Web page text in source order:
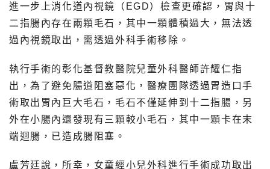
進一步上消化道內視鏡（EGD）檢查更確認，胃與十
二指腸內存在兩顆毛石，其中一顆體積過大，無法透
過內視鏡取出，需透過外科手術移除。
執行手術的彰化基督教醫院兒童外科醫師許耀仁指
出，為了避免腸道阻塞惡化，醫療團隊透過胃造口手
術取出胃內巨大毛石，毛石不僅延伸到十二指腸，另
外在小腸內還發現有三顆較小毛石，其中一顆卡在末
端迴腸，已造成腸阻塞。
盧芳廷說，所幸，女童經小兒外科進行手術成功取出